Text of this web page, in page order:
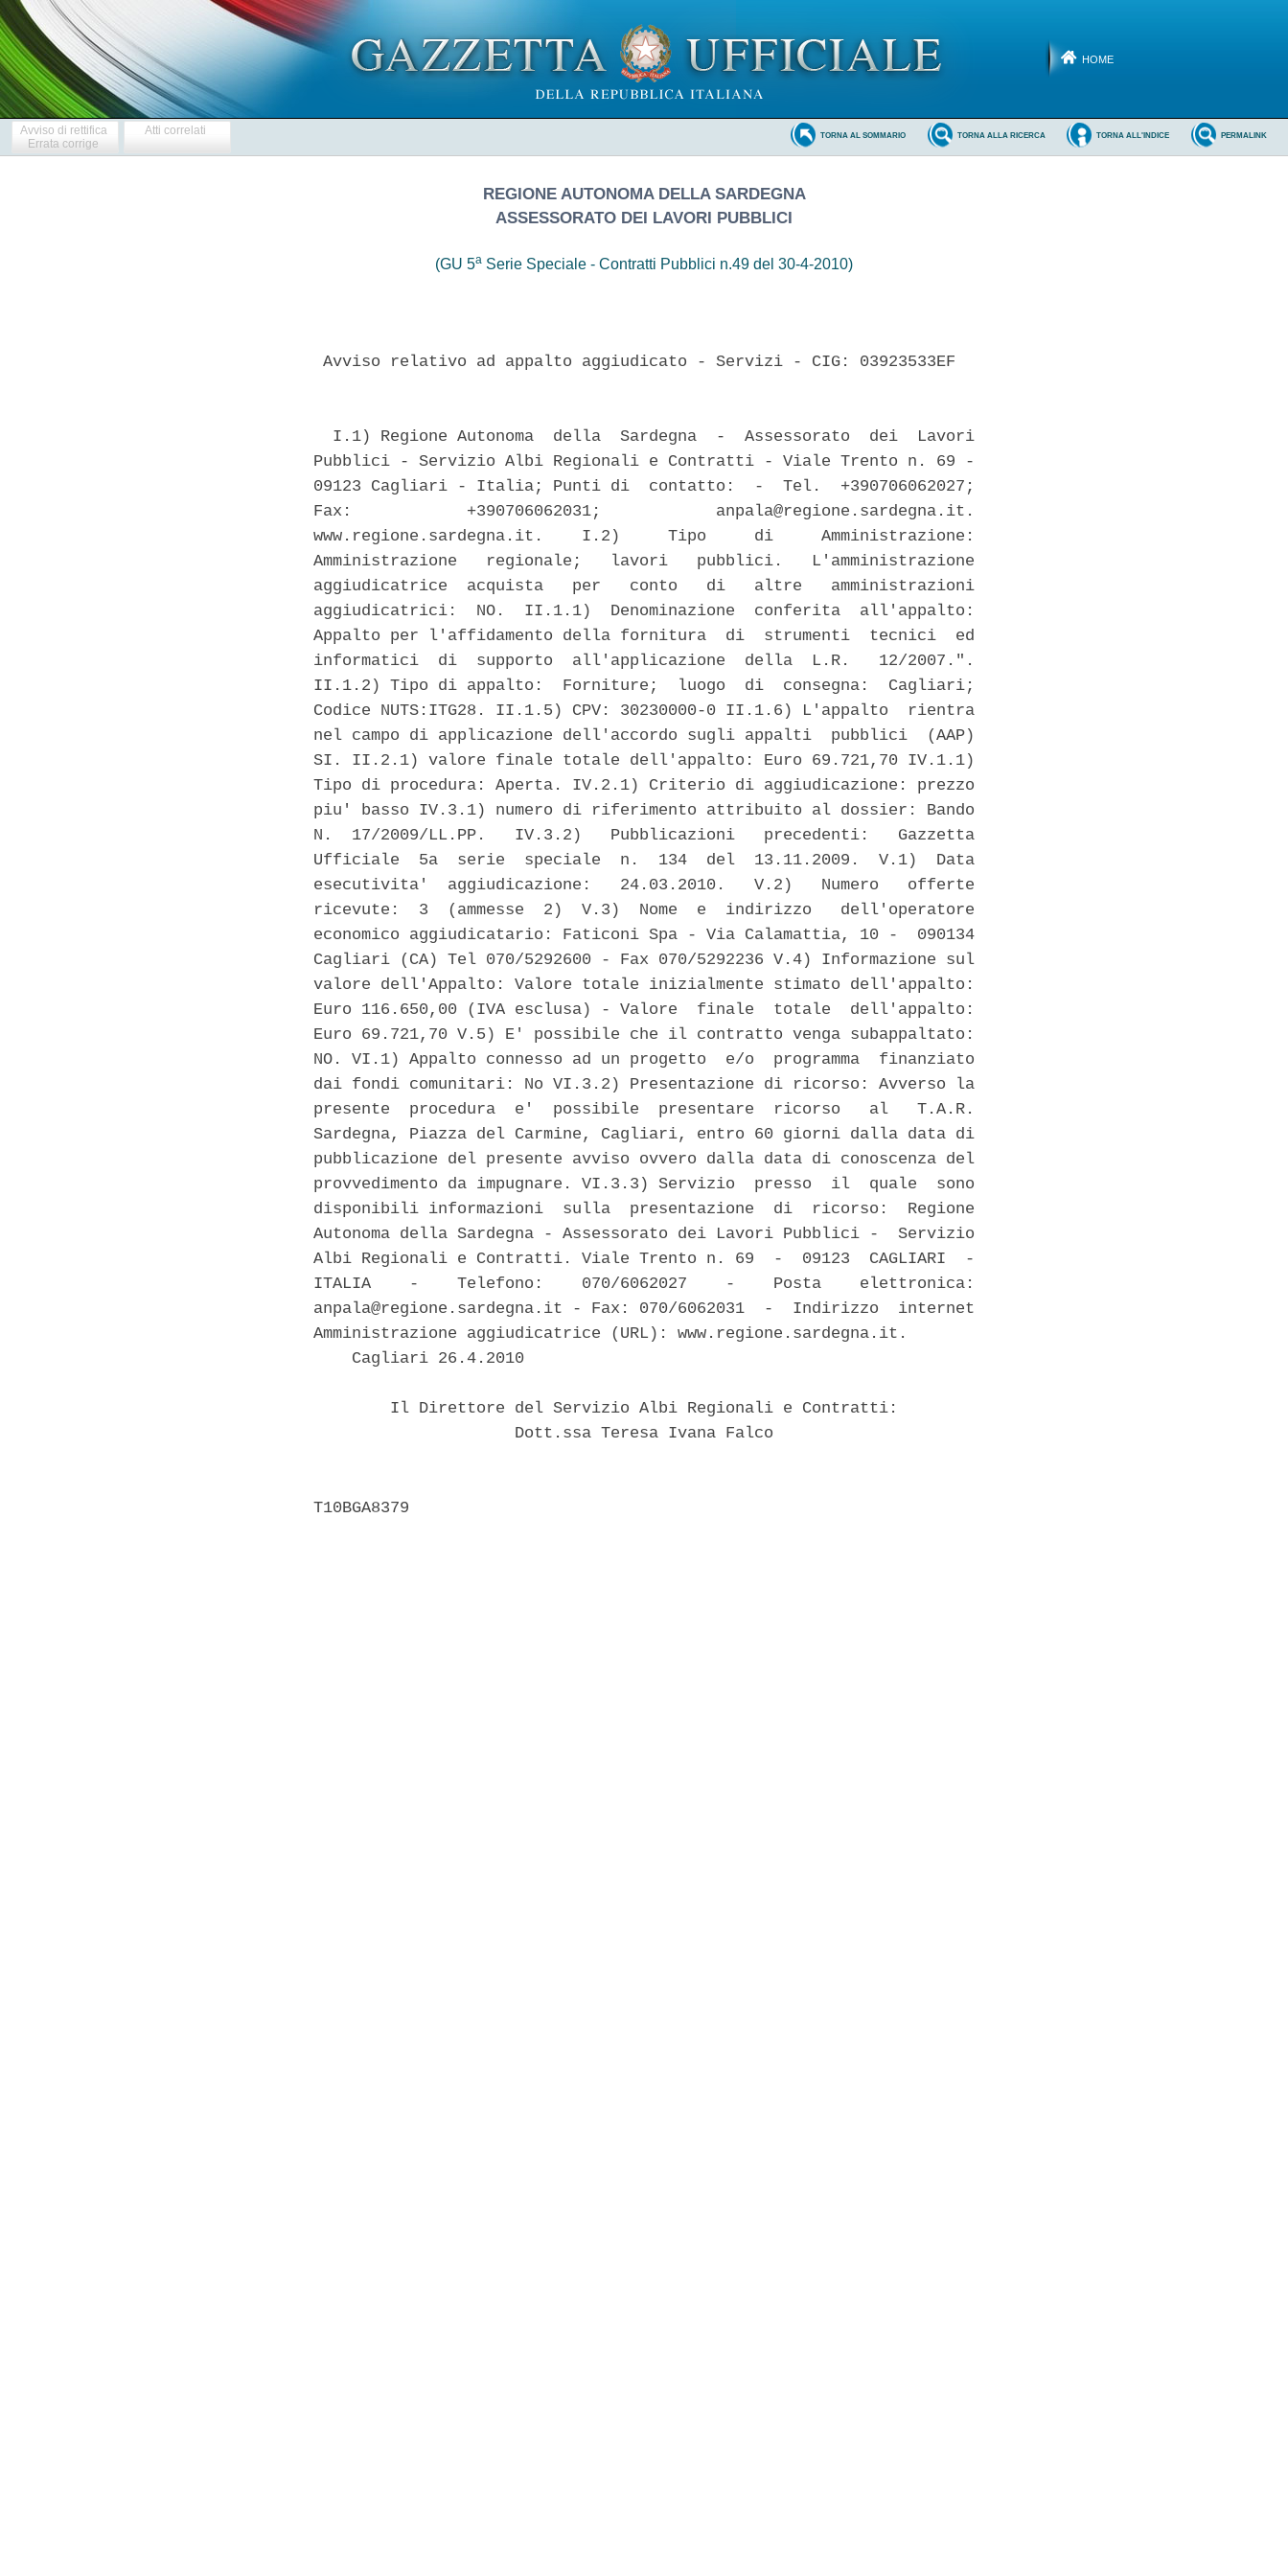
HOME
Avviso di rettifica
Errata corrige
Atti correlati PERMALINK
TORNA ALL'INDICE
TORNA ALLA RICERCA
TORNA AL SOMMARIO
REGIONE AUTONOMA DELLA SARDEGNA
ASSESSORATO DEI LAVORI PUBBLICI
(GU 5a Serie Speciale - Contratti Pubblici n.49 del 30-4-2010)
Avviso relativo ad appalto aggiudicato - Servizi - CIG: 03923533EF
  I.1) Regione Autonoma  della  Sardegna  -  Assessorato  dei  Lavori
Pubblici - Servizio Albi Regionali e Contratti - Viale Trento n. 69 -
09123 Cagliari - Italia; Punti di  contatto:  -  Tel.  +390706062027;
Fax:            +390706062031;            anpala@regione.sardegna.it.
www.regione.sardegna.it.    I.2)     Tipo     di     Amministrazione:
Amministrazione   regionale;   lavori   pubblici.   L'amministrazione
aggiudicatrice  acquista   per   conto   di   altre   amministrazioni
aggiudicatrici:  NO.  II.1.1)  Denominazione  conferita  all'appalto:
Appalto per l'affidamento della fornitura  di  strumenti  tecnici  ed
informatici  di  supporto  all'applicazione  della  L.R.   12/2007.".
II.1.2) Tipo di appalto:  Forniture;  luogo  di  consegna:  Cagliari;
Codice NUTS:ITG28. II.1.5) CPV: 30230000-0 II.1.6) L'appalto  rientra
nel campo di applicazione dell'accordo sugli appalti  pubblici  (AAP)
SI. II.2.1) valore finale totale dell'appalto: Euro 69.721,70 IV.1.1)
Tipo di procedura: Aperta. IV.2.1) Criterio di aggiudicazione: prezzo
piu' basso IV.3.1) numero di riferimento attribuito al dossier: Bando
N.  17/2009/LL.PP.   IV.3.2)   Pubblicazioni   precedenti:   Gazzetta
Ufficiale  5a  serie  speciale  n.  134  del  13.11.2009.  V.1)  Data
esecutivita'  aggiudicazione:   24.03.2010.   V.2)   Numero   offerte
ricevute:  3  (ammesse  2)  V.3)  Nome  e  indirizzo   dell'operatore
economico aggiudicatario: Faticoni Spa - Via Calamattia, 10 -  090134
Cagliari (CA) Tel 070/5292600 - Fax 070/5292236 V.4) Informazione sul
valore dell'Appalto: Valore totale inizialmente stimato dell'appalto:
Euro 116.650,00 (IVA esclusa) - Valore  finale  totale  dell'appalto:
Euro 69.721,70 V.5) E' possibile che il contratto venga subappaltato:
NO. VI.1) Appalto connesso ad un progetto  e/o  programma  finanziato
dai fondi comunitari: No VI.3.2) Presentazione di ricorso: Avverso la
presente  procedura  e'  possibile  presentare  ricorso   al   T.A.R.
Sardegna, Piazza del Carmine, Cagliari, entro 60 giorni dalla data di
pubblicazione del presente avviso ovvero dalla data di conoscenza del
provvedimento da impugnare. VI.3.3) Servizio  presso  il  quale  sono
disponibili informazioni  sulla  presentazione  di  ricorso:  Regione
Autonoma della Sardegna - Assessorato dei Lavori Pubblici -  Servizio
Albi Regionali e Contratti. Viale Trento n. 69  -  09123  CAGLIARI  -
ITALIA    -    Telefono:    070/6062027    -    Posta    elettronica:
anpala@regione.sardegna.it - Fax: 070/6062031  -  Indirizzo  internet
Amministrazione aggiudicatrice (URL): www.regione.sardegna.it.
    Cagliari 26.4.2010
        Il Direttore del Servizio Albi Regionali e Contratti:
                     Dott.ssa Teresa Ivana Falco